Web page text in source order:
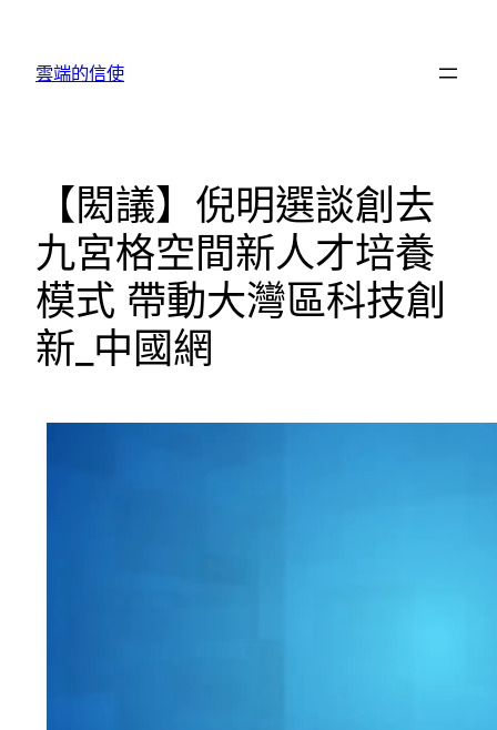
雲端的信使
【閎議】倪明選談創去
九宮格空間新人才培養
模式 帶動大灣區科技創
新_中國網